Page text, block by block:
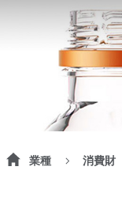
業種 消費財